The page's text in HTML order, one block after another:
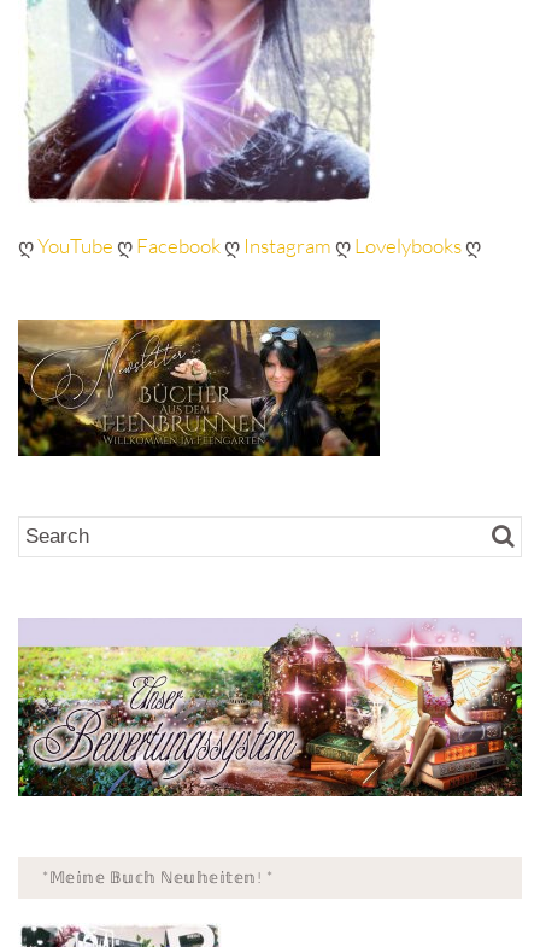
ღYouTubeღFacebookღ InstagramღLovelybooksღ
*𝕄𝕖𝕚𝕟𝕖 𝔹𝕦𝕔𝕙 ℕ𝕖𝕦𝕙𝕖𝕚𝕥𝕖𝕟! *